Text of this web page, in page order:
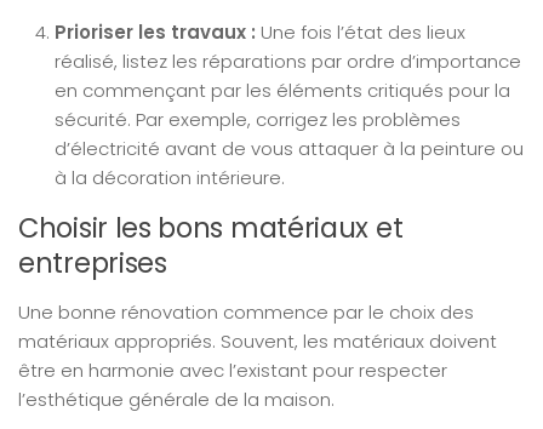
Prioriser les travaux : Une fois l’état des lieux
réalisé, listez les réparations par ordre d’importance
en commençant par les éléments critiqués pour la
sécurité. Par exemple, corrigez les problèmes
d’électricité avant de vous attaquer à la peinture ou
à la décoration intérieure.
Choisir les bons matériaux et
entreprises
Une bonne rénovation commence par le choix des
matériaux appropriés. Souvent, les matériaux doivent
être en harmonie avec l’existant pour respecter
l’esthétique générale de la maison.